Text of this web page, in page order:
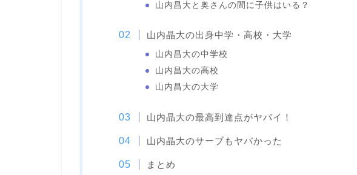
山内昌大と奥さんの間に子供はいる？
山内晶大の出身中学・高校・大学
山内昌大の中学校
山内昌大の高校
山内昌大の大学
山内晶大の最高到達点がヤバイ！
山内晶大のサーブもヤバかった
まとめ